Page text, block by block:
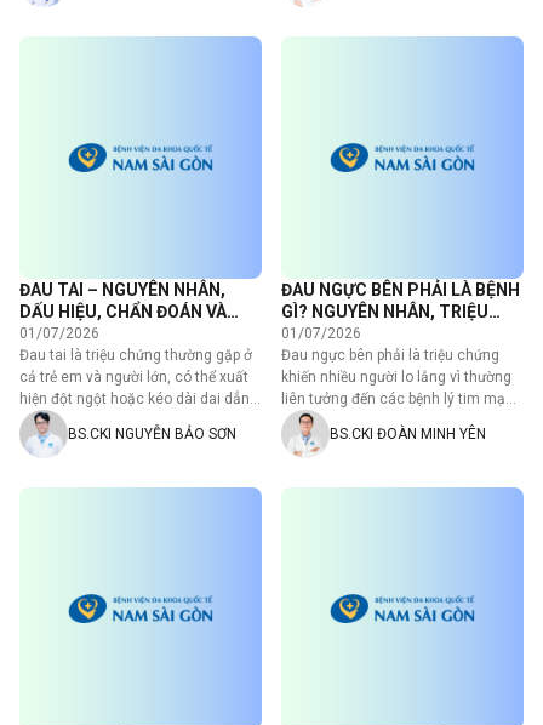
ĐAU TAI – NGUYÊN NHÂN,
DẤU HIỆU, CHẨN ĐOÁN VÀ
CÁCH ĐIỀU TRỊ
01/07/2026
Đau tai là triệu chứng thường gặp ở
cả trẻ em và người lớn, có thể xuất
hiện đột ngột hoặc kéo dài dai dẳng.
…
BS.CKI NGUYỄN BẢO SƠN
ĐAU NGỰC BÊN PHẢI LÀ BỆNH
GÌ? NGUYÊN NHÂN, TRIỆU
CHỨNG VÀ CÁCH XỬ TRÍ
01/07/2026
Đau ngực bên phải là triệu chứng
khiến nhiều người lo lắng vì thường
liên tưởng đến các bệnh lý tim mạch
nguy hiểm. Tuy…
BS.CKI ĐOÀN MINH YÊN